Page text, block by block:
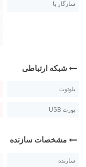
سازگار با
شبکه ارتباطی
بلوتوث
پورت USB
مشخصات سازنده
سازنده